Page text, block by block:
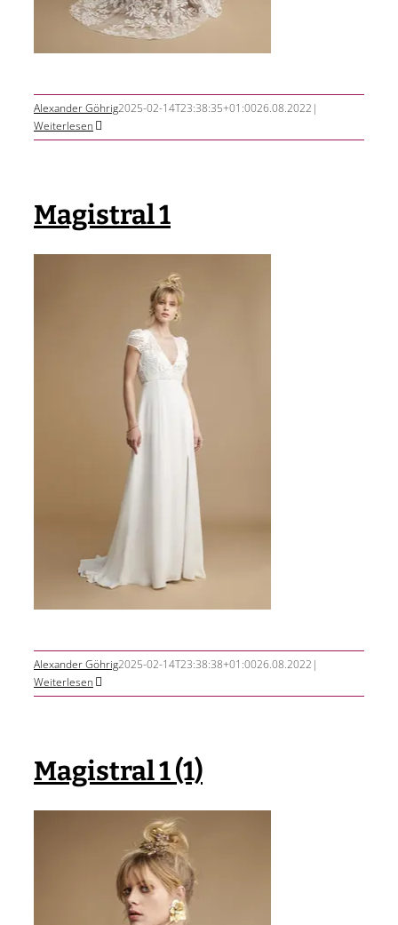
Alexander Göhrig2025-02-14T23:38:35+01:0026.08.2022 |
Weiterlesen
Magistral 1
Alexander Göhrig2025-02-14T23:38:38+01:0026.08.2022 |
Weiterlesen
Magistral 1 (1)